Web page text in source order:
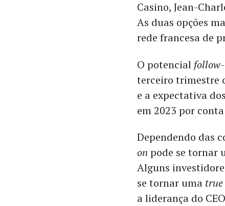
Casino, Jean-
As duas opções
rede francesa de
O potencial
terceiro trimestre
e a expectativa
em 2023 por
Dependendo das
on pode se tornar
Alguns
se tornar uma
a liderança do